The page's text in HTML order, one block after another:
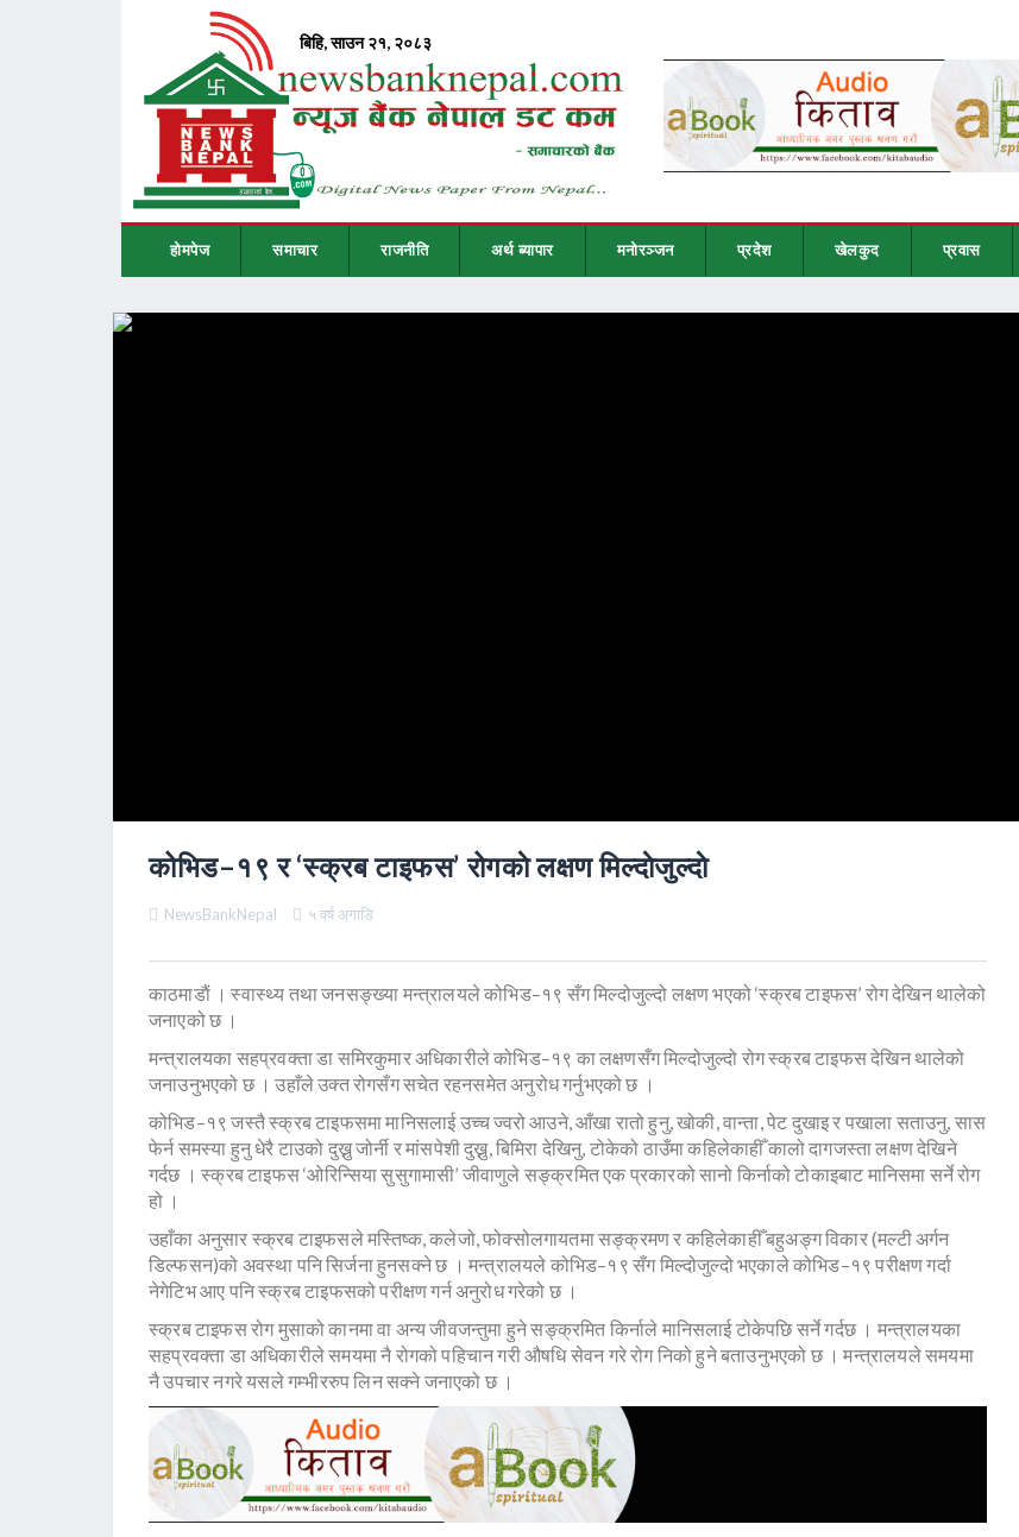
होमपेज समाचार राजनीति अर्थ ब्यापार मनोरञ्जन प्रदेश खेलकुद प्रवास
कोभिड–१९ र ‘स्क्रब टाइफस’ रोगकाे लक्षण मिल्दाेजुल्दाे
NewsBankNepal ५ वर्ष अगाडि
काठमाडाैं । स्वास्थ्य तथा जनसङ्ख्या मन्त्रालयले कोभिड–१९ सँग मिल्दोजुल्दो लक्षण भएको ‘स्क्रब टाइफस’ रोग देखिन थालेको
जनाएको छ ।
मन्त्रालयका सहप्रवक्ता डा समिरकुमार अधिकारीले कोभिड–१९ का लक्षणसँग मिल्दोजुल्दो रोग स्क्रब टाइफस देखिन थालेको
जनाउनुभएको छ । उहाँले उक्त रोगसँग सचेत रहनसमेत अनुरोध गर्नुभएको छ ।
कोभिड–१९ जस्तै स्क्रब टाइफसमा मानिसलाई उच्च ज्वरो आउने, आँखा रातो हुनु, खोकी, वान्ता, पेट दुखाइ र पखाला सताउनु, सास
फेर्न समस्या हुनु धेरै टाउको दुख्नु जोर्नी र मांसपेशी दुख्नु, बिमिरा देखिनु, टोकेको ठाउँमा कहिलेकाहीँ कालो दागजस्ता लक्षण देखिने
गर्दछ । स्क्रब टाइफस ‘ओरिन्सिया सुसुगामासी’ जीवाणुले सङ्क्रमित एक प्रकारको सानो किर्नाको टोकाइबाट मानिसमा सर्ने रोग
हो ।
उहाँका अनुसार स्क्रब टाइफसले मस्तिष्क, कलेजो, फोक्सोलगायतमा सङ्क्रमण र कहिलेकाहीँ बहुअङ्ग विकार (मल्टी अर्गन
डिल्फसन)को अवस्था पनि सिर्जना हुनसक्ने छ । मन्त्रालयले कोभिड–१९ सँग मिल्दोजुल्दो भएकाले कोभिड–१९ परीक्षण गर्दा
नेगेटिभ आए पनि स्क्रब टाइफसको परीक्षण गर्न अनुरोध गरेको छ ।
स्क्रब टाइफस रोग मुसाको कानमा वा अन्य जीवजन्तुमा हुने सङ्क्रमित किर्नाले मानिसलाई टोकेपछि सर्ने गर्दछ । मन्त्रालयका
सहप्रवक्ता डा अधिकारीले समयमा नै रोगको पहिचान गरी औषधि सेवन गरे रोग निको हुने बताउनुभएको छ । मन्त्रालयले समयमा
नै उपचार नगरे यसले गम्भीररुप लिन सक्ने जनाएको छ ।